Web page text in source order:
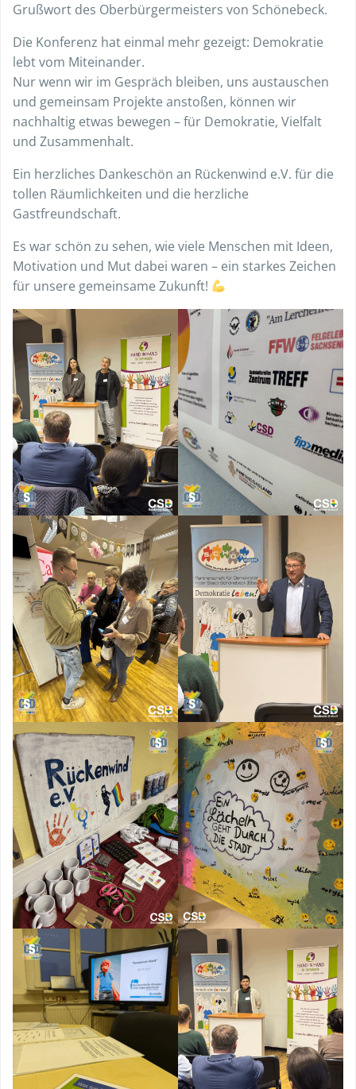
Grußwort des Oberbürgermeisters von Schönebeck.
Die Konferenz hat einmal mehr gezeigt: Demokratie
lebt vom Miteinander.
Nur wenn wir im Gespräch bleiben, uns austauschen
und gemeinsam Projekte anstoßen, können wir
nachhaltig etwas bewegen – für Demokratie, Vielfalt
und Zusammenhalt.
Ein herzliches Dankeschön an Rückenwind e.V. für die
tollen Räumlichkeiten und die herzliche
Gastfreundschaft.
Es war schön zu sehen, wie viele Menschen mit Ideen,
Motivation und Mut dabei waren – ein starkes Zeichen
für unsere gemeinsame Zukunft!